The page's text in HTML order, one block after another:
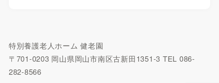
特別養護老人ホーム 健老園
〒701-0203 岡山県岡山市南区古新田1351-3 TEL 086-
282-8566